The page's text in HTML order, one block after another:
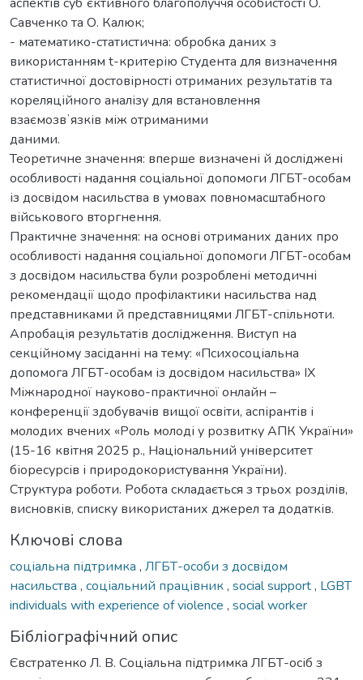
Савченко та О. Калюк;
- математико-статистична: обробка даних з
використанням t-критерію Студента для визначення
статистичної достовірності отриманих результатів та
кореляційного аналізу для встановлення
взаємозвʼязків між отриманими
даними.
Теоретичне значення: вперше визначені й досліджені
особливості надання соціальної допомоги ЛГБТ-особам
із досвідом насильства в умовах повномасштабного
військового вторгнення.
Практичне значення: на основі отриманих даних про
особливості надання соціальної допомоги ЛГБТ-особам
з досвідом насильства були розроблені методичні
рекомендації щодо профілактики насильства над
представниками й представницями ЛГБТ-спільноти.
Апробація результатів дослідження. Виступ на
секційному засіданні на тему: «Психосоціальна
допомога ЛГБТ-особам із досвідом насильства» IХ
Міжнародної науково-практичної онлайн –
конференції здобувачів вищої освіти, аспірантів і
молодих вчених «Роль молоді у розвитку АПК України»
(15-16 квітня 2025 р., Національний університет
біоресурсів і природокористування України).
Структура роботи. Робота складається з трьох розділів,
висновків, списку використаних джерел та додатків.
Ключові слова
соціальна підтримка , ЛГБТ-особи з досвідом
насильства , соціальний працівник, social support, LGBT
individuals with experience of violence , social worker
Бібліографічний опис
Євстратенко Л. В. Соціальна підтримка ЛГБТ-осіб з